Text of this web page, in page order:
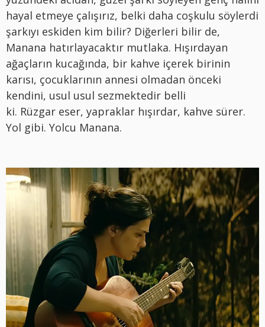
hayal etmeye çalışırız, belki daha coşkulu söylerdi
şarkıyı eskiden kim bilir? Diğerleri bilir de,
Manana hatırlayacaktır mutlaka. Hışırdayan
ağaçların kucağında, bir kahve içerek birinin
karısı, çocuklarının annesi olmadan önceki
kendini, usul usul sezmektedir belli
ki. Rüzgar eser, yapraklar hışırdar, kahve sürer.
Yol gibi. Yolcu Manana.